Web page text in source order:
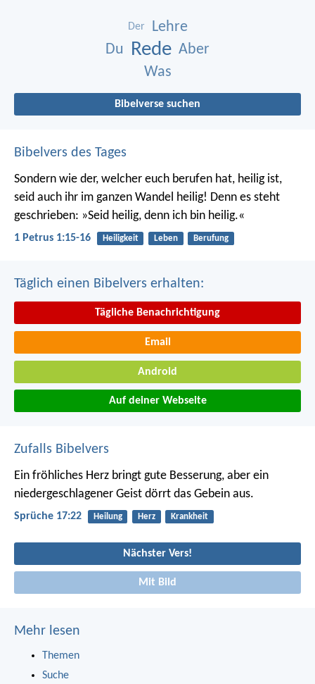
Der
Lehre
Du
Rede Aber
Was
Bibelverse suchen
Bibelvers des Tages
Sondern wie der, welcher euch berufen hat, heilig ist,
seid auch ihr im ganzen Wandel heilig! Denn es steht
geschrieben: »Seid heilig, denn ich bin heilig.«
1 Petrus 1:15-16 Heiligkeit Leben Berufung
Täglich einen Bibelvers erhalten:
Tägliche Benachrichtigung
Email
Android
Auf deiner Webseite
Zufalls Bibelvers
Ein fröhliches Herz bringt gute Besserung, aber ein
niedergeschlagener Geist dörrt das Gebein aus.
Sprüche 17:22 Heilung Herz Krankheit
Nächster Vers!
Mit Bild
Mehr lesen
Themen
Suche